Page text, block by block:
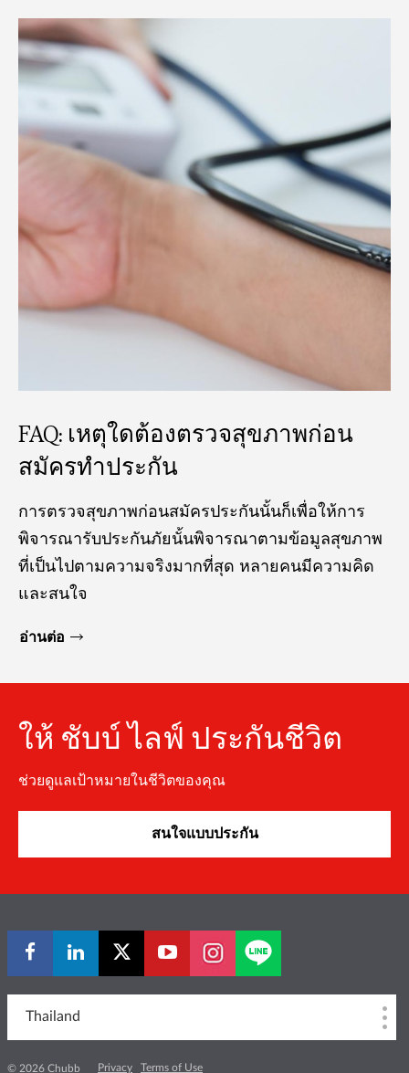
FAQ: เหตุใดต้องตรวจสุขภาพก่อน
สมัครทำประกัน
การตรวจสุขภาพก่อนสมัครประกันนั้นก็เพื่อให้การ
พิจารณารับประกันภัยนั้นพิจารณาตามข้อมูลสุขภาพ
ที่เป็นไปตามความจริงมากที่สุด หลายคนมีความคิด
และสนใจ
อ่านต่อ
ให้ ชับบ์ ไลฟ์ ประกันชีวิต
ช่วยดูแลเป้าหมายในชีวิตของคุณ
สนใจแบบประกัน
Thailand
© 2026 Chubb Privacy Terms of Use